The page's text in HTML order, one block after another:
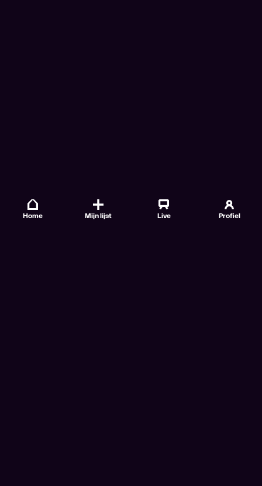
Home Mijn lijst Live Profiel